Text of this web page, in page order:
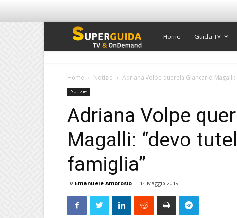
Super
Home Guida TV
Home Notizie Adriana Volpe querela Giancarlo
Notizie
Adriana Volpe
Magalli: “devo
famiglia”
Da Emanuele Ambrosio - 14 Maggio 2019